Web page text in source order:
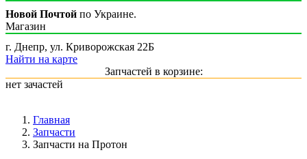
Новой Почтой по Украине.
Магазин
г. Днепр, ул. Криворожская 22Б
Найти на карте
Запчастей в корзине:
нет зачастей
Главная
Запчасти
Запчасти на Протон